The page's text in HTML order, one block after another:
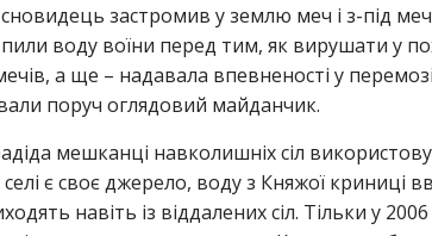
застромив у землю меч і з-під
воду воїни перед тим, як вирушати у
а ще – надавала впевненості у
поруч оглядовий майданчик.
мешканці навколишніх сіл
є своє джерело, воду з Княжої
навіть із віддалених сіл. Тільки у